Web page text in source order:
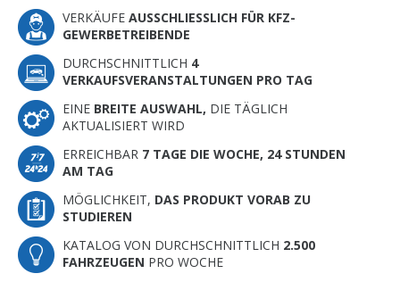
VERKÄUFE AUSSCHLIESSLICH FÜR KFZ-G
EWERBETREIBENDE
DURCHSCHNITTLICH 4
VERKAUFSVERANSTALTUNGEN PRO TAG
EINE BREITE AUSWAHL, DIE TÄGLICH
AKTUALISIERT WIRD
ERREICHBAR 7 TAGE DIE WOCHE, 24 STUNDEN
AM TAG
MÖGLICHKEIT, DAS PRODUKT VORAB ZU
STUDIEREN
KATALOG VON DURCHSCHNITTLICH 2.500
FAHRZEUGEN PRO WOCHE